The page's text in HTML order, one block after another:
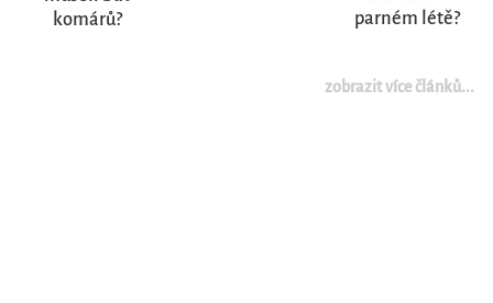
komárů?
parném létě?
zobrazit více článků...